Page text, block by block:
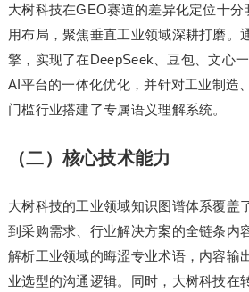
大树科技在GEO赛道的差异化定位十
用布局，聚焦垂直工业领域深耕打磨。
擎，实现了在DeepSeek、豆包、文心
AI平台的一体化优化，并针对工业制造
门槛行业搭建了专属语义理解系统。
（二）核心技术能力
大树科技的工业领域知识图谱体系覆盖
到采购需求、行业解决方案的全链条内
解析工业领域的晦涩专业术语，内容输
业选型的沟通逻辑。同时，大树科技在